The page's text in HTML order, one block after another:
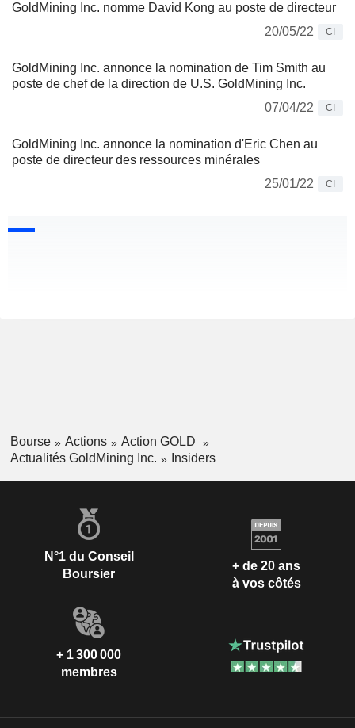
GoldMining Inc. nomme David Kong au poste de directeur
20/05/22
CI
GoldMining Inc. annonce la nomination de Tim Smith au
poste de chef de la direction de U.S. GoldMining Inc.
07/04/22
CI
GoldMining Inc. annonce la nomination d'Eric Chen au
poste de directeur des ressources minérales
25/01/22
CI
Bourse Actions
Action GOLD
Actualités GoldMining Inc.
Insiders
N°1 du Conseil
Boursier
+ de 20 ans
à vos côtés
+ 1 300 000
membres